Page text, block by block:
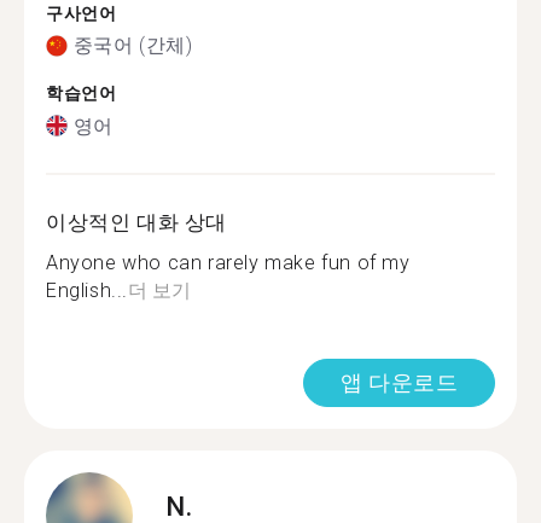
구사언어
중국어 (간체)
학습언어
영어
이상적인 대화 상대
Anyone who can rarely make fun of my
English... 더 보기
앱 다운로드
N.